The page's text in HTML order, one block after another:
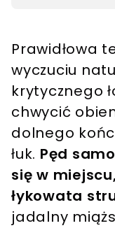
Prawidłowa
wyczuciu
krytycznego
chwycić
dolnego
łuk. Pęd
się w
łykowata
jadalny